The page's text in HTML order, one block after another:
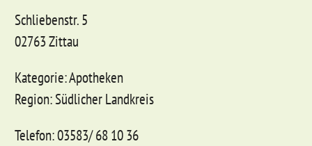
Schliebenstr. 5
02763 Zittau
Kategorie: Apotheken
Region: Südlicher Landkreis
Telefon: 03583/ 68 10 36